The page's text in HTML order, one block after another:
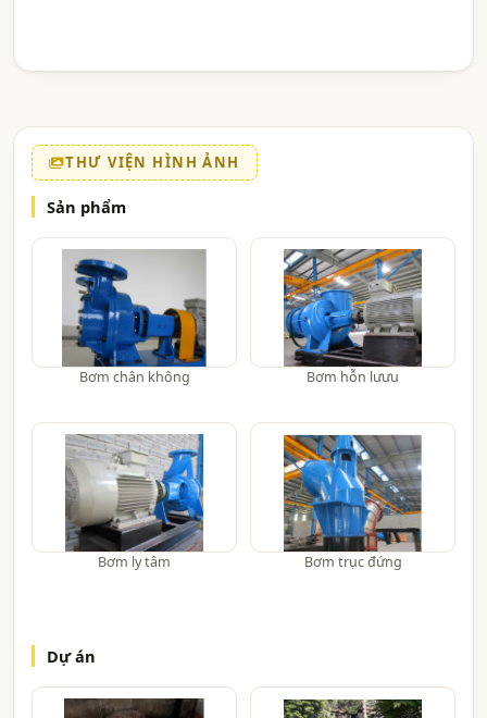
THƯ VIỆN HÌNH ẢNH
Sản phẩm
Bơm chân không Bơm hỗn lưưu
Bơm ly tâm Bơm trục đứng
Dự án